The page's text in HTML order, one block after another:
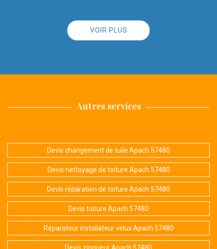
VOIR PLUS
Autres services
Devis changement de tuile Apach 57480
Devis nettoyage de toiture Apach 57480
Devis réparation de toiture Apach 57480
Devis toiture Apach 57480
Réparateur installateur velux Apach 57480